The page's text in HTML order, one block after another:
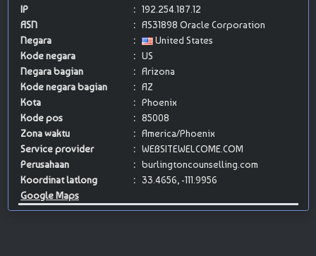
IP
: 192.254.187.12
ASN
: AS31898 Oracle Corporation
Negara
:
United States
Kode negara
: US
Negara bagian
: Arizona
Kode negara bagian
: AZ
Kota
: Phoenix
Kode pos
: 85008
Zona waktu
: America/Phoenix
Service provider
: WEBSITEWELCOME.COM
Perusahaan
: burlingtoncounselling.com
Koordinat latlong
: 33.4656, -111.9956
Google Maps